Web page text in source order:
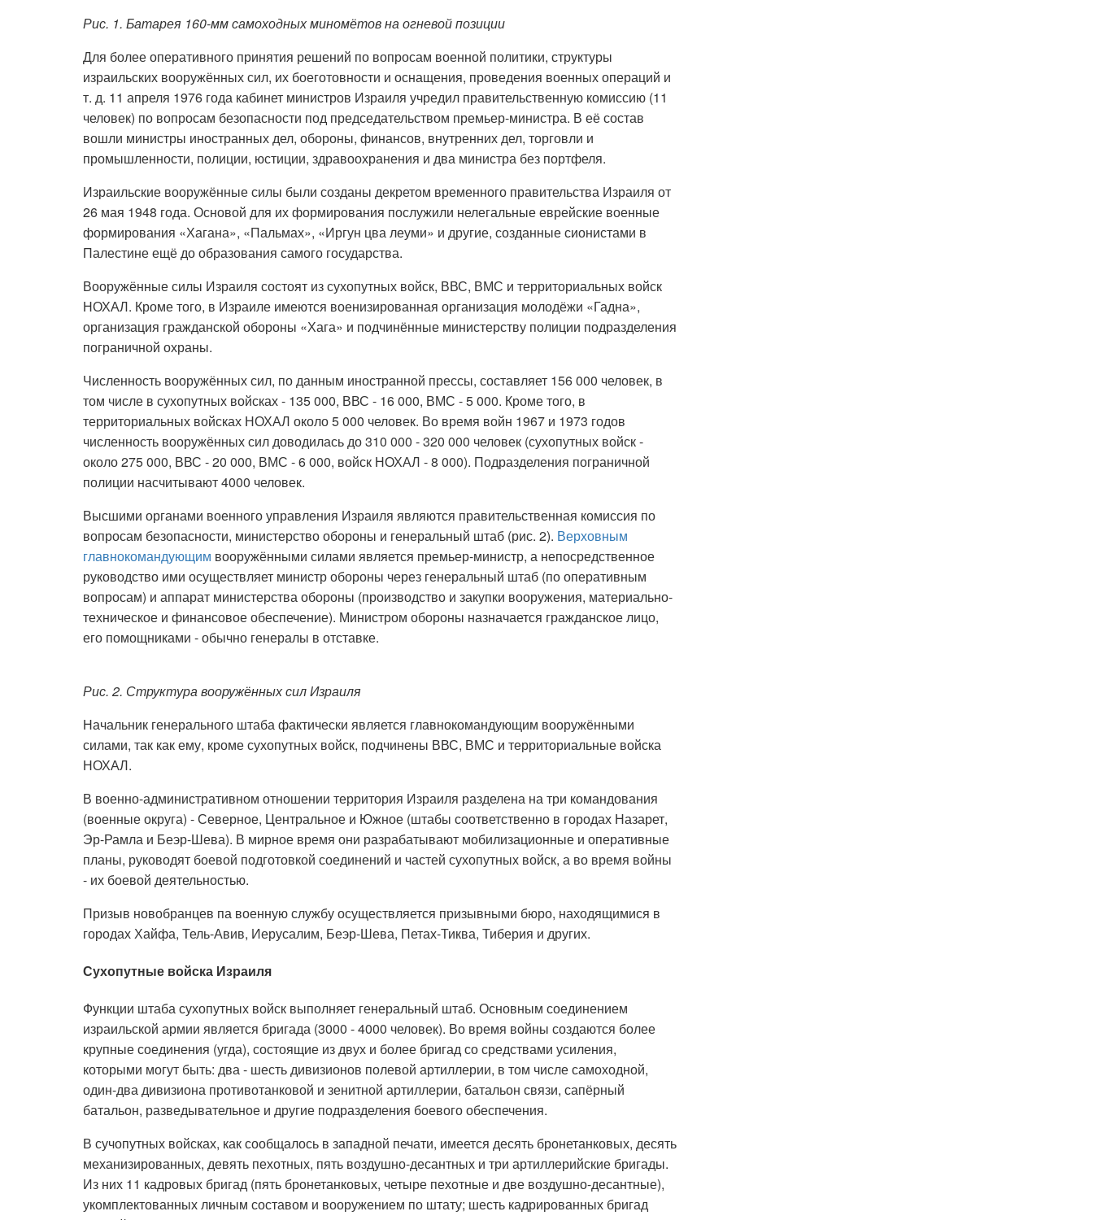
Рис. 1. Батарея 160-мм самоходных миномётов на огневой позиции
Для более оперативного принятия решений по вопросам военной политики, структуры
израильских вооружённых сил, их боеготовности и оснащения, проведения военных операций и
т. д. 11 апреля 1976 года кабинет министров Израиля учредил правительственную комиссию (11
человек) по вопросам безопасности под председательством премьер-министра. В её состав
вошли министры иностранных дел, обороны, финансов, внутренних дел, торговли и
промышленности, полиции, юстиции, здравоохранения и два министра без портфеля.
Израильские вооружённые силы были созданы декретом временного правительства Израиля от
26 мая 1948 года. Основой для их формирования послужили нелегальные еврейские военные
формирования «Хагана», «Пальмах», «Иргун цва леуми» и другие, созданные сионистами в
Палестине ещё до образования самого государства.
Вооружённые силы Израиля состоят из сухопутных войск, ВВС, ВМС и территориальных войск
НОХАЛ. Кроме того, в Израиле имеются военизированная организация молодёжи «Гадна»,
организация гражданской обороны «Хага» и подчинённые министерству полиции подразделения
пограничной охраны.
Численность вооружённых сил, по данным иностранной прессы, составляет 156 000 человек, в
том числе в сухопутных войсках - 135 000, ВВС - 16 000, ВМС - 5 000. Кроме того, в
территориальных войсках НОХАЛ около 5 000 человек. Во время войн 1967 и 1973 годов
численность вооружённых сил доводилась до 310 000 - 320 000 человек (сухопутных войск -
около 275 000, ВВС - 20 000, ВМС - 6 000, войск НОХАЛ - 8 000). Подразделения пограничной
полиции насчитывают 4000 человек.
Высшими органами военного управления Израиля являются правительственная комиссия по
вопросам безопасности, министерство обороны и генеральный штаб (рис. 2). Верховным
главнокомандующим вооружёнными силами является премьер-министр, а непосредственное
руководство ими осуществляет министр обороны через генеральный штаб (по оперативным
вопросам) и аппарат министерства обороны (производство и закупки вооружения, материально-
техническое и финансовое обеспечение). Министром обороны назначается гражданское лицо,
его помощниками - обычно генералы в отставке.
Рис. 2. Структура вооружённых сил Израиля
Начальник генерального штаба фактически является главнокомандующим вооружёнными
силами, так как ему, кроме сухопутных войск, подчинены ВВС, ВМС и территориальные войска
НОХАЛ.
В военно-административном отношении территория Израиля разделена на три командования
(военные округа) - Северное, Центральное и Южное (штабы соответственно в городах Назарет,
Эр-Рамла и Беэр-Шева). В мирное время они разрабатывают мобилизационные и оперативные
планы, руководят боевой подготовкой соединений и частей сухопутных войск, а во время войны
- их боевой деятельностью.
Призыв новобранцев па военную службу осуществляется призывными бюро, находящимися в
городах Хайфа, Тель-Авив, Иерусалим, Беэр-Шева, Петах-Тиква, Тиберия и других.
Сухопутные войска Израиля
Функции штаба сухопутных войск выполняет генеральный штаб. Основным соединением
израильской армии является бригада (3000 - 4000 человек). Во время войны создаются более
крупные соединения (угда), состоящие из двух и более бригад со средствами усиления,
которыми могут быть: два - шесть дивизионов полевой артиллерии, в том числе самоходной,
один-два дивизиона противотанковой и зенитной артиллерии, батальон связи, сапёрный
батальон, разведывательное и другие подразделения боевого обеспечения.
В сучопутных войсках, как сообщалось в западной печати, имеется десять бронетанковых, десять
механизированных, девять пехотных, пять воздушно-десантных и три артиллерийские бригады.
Из них 11 кадровых бригад (пять бронетанковых, четыре пехотные и две воздушно-десантные),
укомплектованных личным составом и вооружением по штату; шесть кадрированных бригад